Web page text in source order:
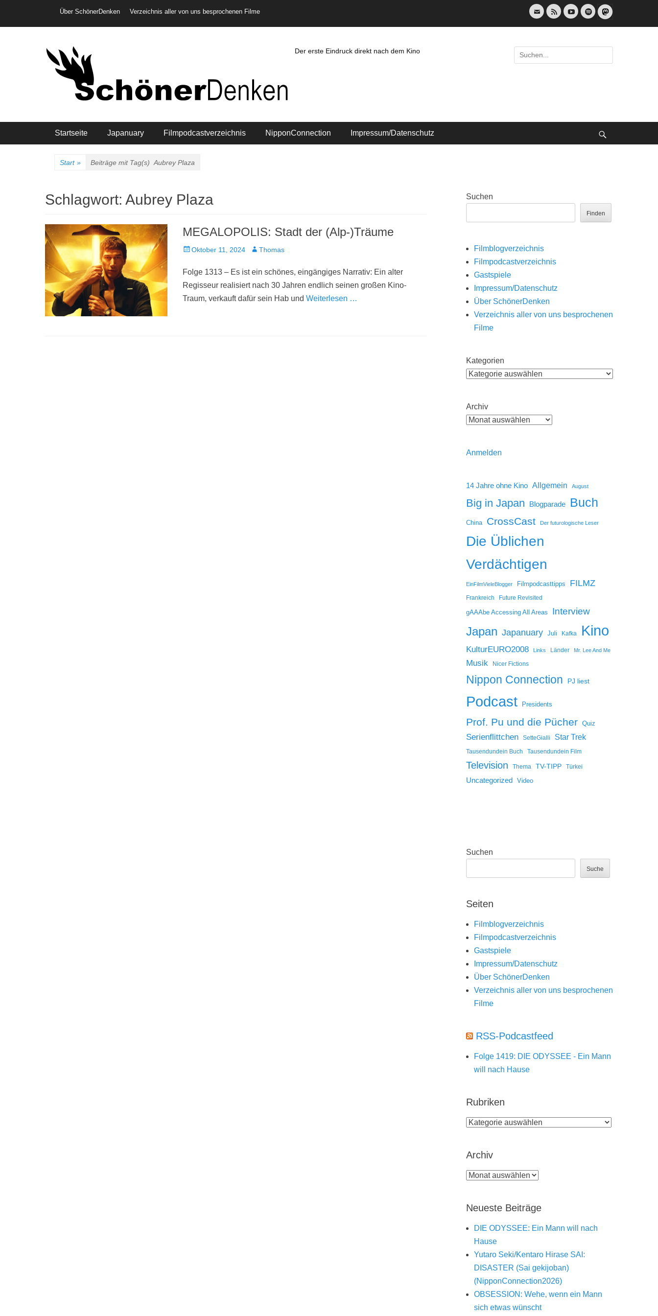
Header-Menü
Über SchönerDenken Verzeichnis aller von uns besprochenen Filme
E-
Mail
Feed YouTubeSpotify
Der erste Eindruck direkt nach dem Kino
Suche
nach:
Hauptmenü
Startseite Japanuary Filmpodcastverzeichnis NipponConnection Impressum/Datenschutz
Start » Beiträge mit Tag(s) Aubrey Plaza
Schlagwort: Aubrey Plaza
MEGALOPOLIS: Stadt der (Alp-)Träume
Veröffentlicht
Oktober 11, 2024 AutorThomas
Folge 1313 – Es ist ein schönes, eingängiges Narrativ: Ein alter
Regisseur realisiert nach 30 Jahren endlich seinen großen Kino-
Traum, verkauft dafür sein Hab und Weiterlesen …
Suchen
Finden
Filmblogverzeichnis
Filmpodcastverzeichnis
Gastspiele
Impressum/Datenschutz
Über SchönerDenken
Verzeichnis aller von uns besprochenen
Filme
Kategorien
Archiv
Anmelden
14 Jahre ohne Kino Allgemein August
Big in Japan Blogparade Buch
China CrossCast Der futurologische Leser
Die Üblichen
Verdächtigen
EinFilmVieleBlogger Filmpodcasttipps FILMZ
Frankreich Future Revisited
gAAAbe Accessing All Areas Interview
Japan Japanuary Juli Kafka Kino
KulturEURO2008 Links Länder Mr. Lee And Me
Musik Nicer Fictions
Nippon Connection PJ liest
Podcast Presidents
Prof. Pu und die Pücher Quiz
Serienflittchen SetteGialli Star Trek
Tausendundein Buch Tausendundein Film
Television Thema TV-TIPP Türkei
Uncategorized Video
Suchen
Suche
Seiten
Filmblogverzeichnis
Filmpodcastverzeichnis
Gastspiele
Impressum/Datenschutz
Über SchönerDenken
Verzeichnis aller von uns besprochenen
Filme
RSS-Podcastfeed
Folge 1419: DIE ODYSSEE - Ein Mann
will nach Hause
Rubriken
Rubriken
Archiv
Archiv
Neueste Beiträge
DIE ODYSSEE: Ein Mann will nach
Hause
Yutaro Seki/Kentaro Hirase SAI:
DISASTER (Sai gekijoban)
(NipponConnection2026)
OBSESSION: Wehe, wenn ein Mann
sich etwas wünscht